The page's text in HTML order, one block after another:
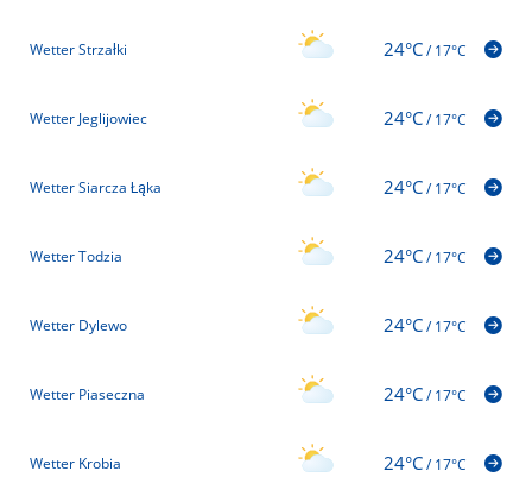
Wetter Strzałki 24°C/17°C
Wetter Jeglijowiec 24°C/17°C
Wetter Siarcza Łąka 24°C/17°C
Wetter Todzia 24°C/17°C
Wetter Dylewo 24°C/17°C
Wetter Piaseczna 24°C/17°C
Wetter Krobia 24°C/17°C